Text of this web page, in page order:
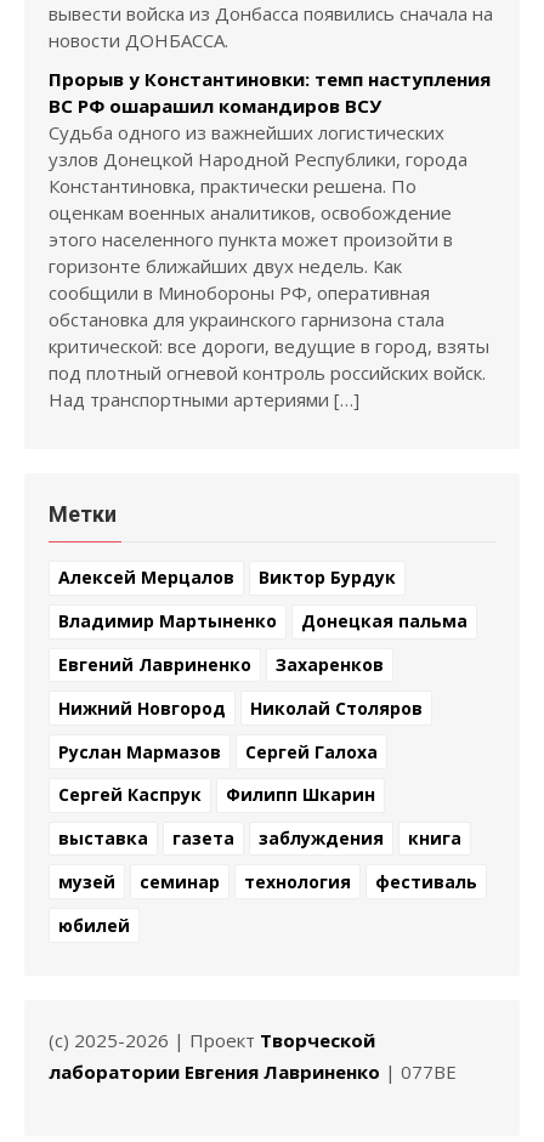
вывести войска из Донбасса появились сначала на
новости ДОНБАССА.
Прорыв у Константиновки: темп наступления
ВС РФ ошарашил командиров ВСУ
Судьба одного из важнейших логистических
узлов Донецкой Народной Республики, города
Константиновка, практически решена. По
оценкам военных аналитиков, освобождение
этого населенного пункта может произойти в
горизонте ближайших двух недель. Как
сообщили в Минобороны РФ, оперативная
обстановка для украинского гарнизона стала
критической: все дороги, ведущие в город, взяты
под плотный огневой контроль российских войск.
Над транспортными артериями […]
Метки
Алексей Мерцалов
Виктор Бурдук
Владимир Мартыненко
Донецкая пальма
Евгений Лавриненко
Захаренков
Нижний Новгород
Николай Столяров
Руслан Мармазов
Сергей Галоха
Сергей Каспрук
Филипп Шкарин
выставка
газета заблуждения
книга
музей
семинар технология
фестиваль
юбилей
(c) 2025-2026 | Проект Творческой
лаборатории Евгения Лавриненко | 077BE